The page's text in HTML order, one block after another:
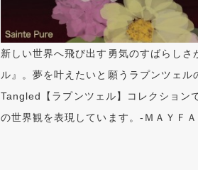
新しい世界へ飛び出す勇気のすばらし
ル』。夢を叶えたいと願うラプンツェ
Tangled【ラプンツェル】コレクション
の世界観を表現しています。-ＭＡＹＦ